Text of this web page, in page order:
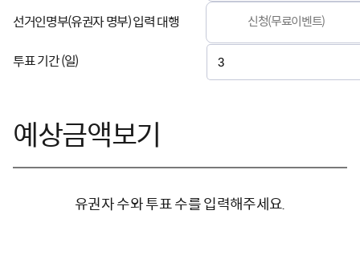
선거인명부(유권자 명부) 입력 대행 신청(무료이벤트)
투표 기간 (일)
예상금액보기
유권자 수와 투표 수를 입력해주세요.